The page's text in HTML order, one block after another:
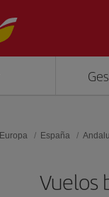
Europa España
Vuelos